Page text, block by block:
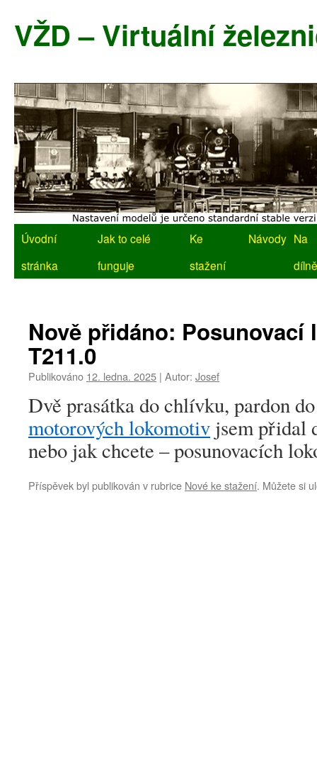
obsahu
webu
VŽD – Virtuální
Úvodní
stránka
Jak to celé
funguje
Ke
stažení
Návody Na
dílně
Nově přidáno: Posunovací
T211.0
Publikováno 12. ledna. 2025 | Autor: Josef
Dvě prasátka do chlívku, pardon
motorových lokomotiv jsem přidal
nebo jak chcete – posunovacích
Příspěvek byl publikován v rubrice Nové ke stažení. Můžete si